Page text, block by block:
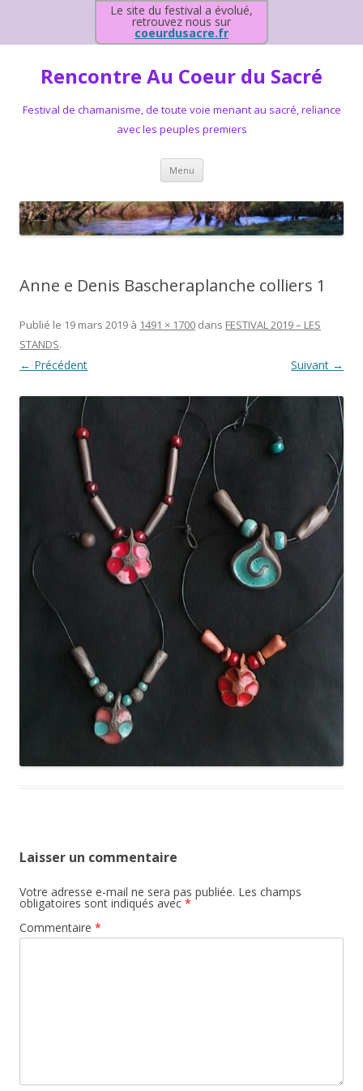
Le site du festival a évolué,
retrouvez nous sur
coeurdusacre.fr
Rencontre Au Coeur du Sacré
Festival de chamanisme, de toute voie menant au sacré, reliance
avec les peuples premiers
Menu Aller au contenu principal
Anne e Denis Bascheraplanche colliers 1
Publié le 19 mars 2019 à 1491 × 1700 dans FESTIVAL 2019 – LES
STANDS.
← Précédent Suivant →
Laisser un commentaire
Votre adresse e-mail ne sera pas publiée. Les champs
obligatoires sont indiqués avec *
Commentaire *